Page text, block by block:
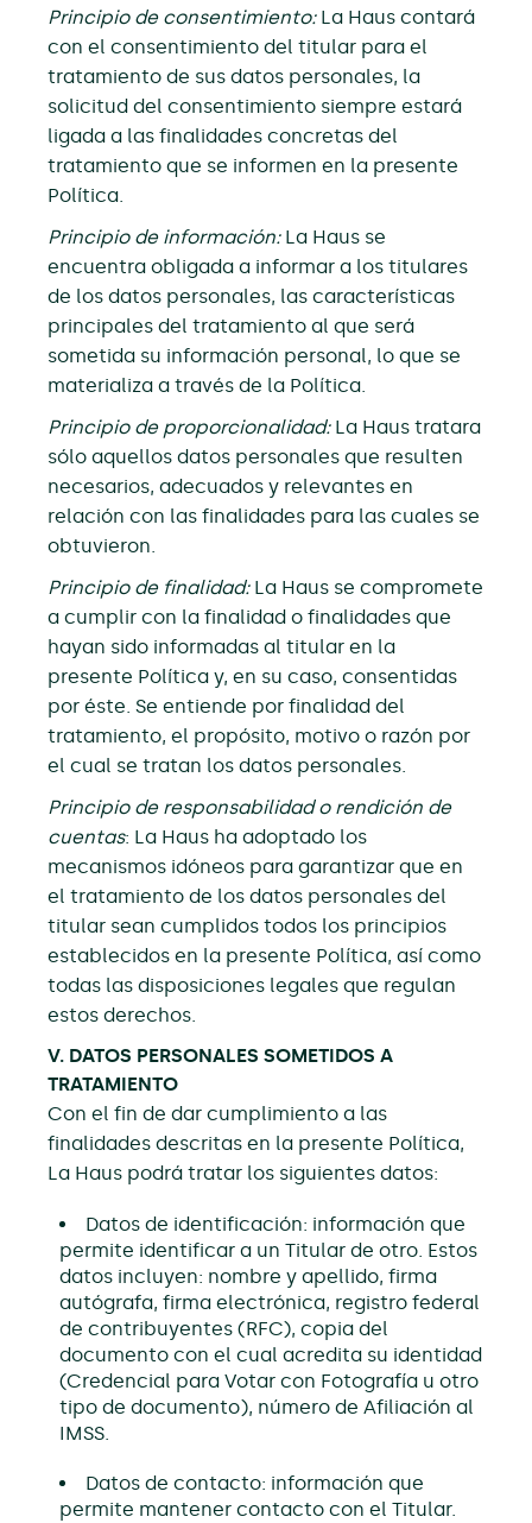
Principio de consentimiento:La Haus contará
con el consentimiento del titular para el
tratamiento de sus datos personales, la
solicitud del consentimiento siempre estará
ligada a las finalidades concretas del
tratamiento que se informen en la presente
Política.
Principio de información:La Haus se
encuentra obligada a informar a los titulares
de los datos personales, las características
principales del tratamiento al que será
sometida su información personal, lo que se
materializa a través de la Política.
Principio de proporcionalidad:La Haus tratara
sólo aquellos datos personales que resulten
necesarios, adecuados y relevantes en
relación con las finalidades para las cuales se
obtuvieron.
Principio de finalidad:La Haus se compromete
a cumplir con la finalidad o finalidades que
hayan sido informadas al titular en la
presente Política y, en su caso, consentidas
por éste. Se entiende por finalidad del
tratamiento, el propósito, motivo o razón por
el cual se tratan los datos personales.
Principio de responsabilidad o rendición de
cuentas: La Haus ha adoptado los
mecanismos idóneos para garantizar que en
el tratamiento de los datos personales del
titular sean cumplidos todos los principios
establecidos en la presente Política, así como
todas las disposiciones legales que regulan
estos derechos.
V. DATOS PERSONALES SOMETIDOS A
TRATAMIENTO
Con el fin de dar cumplimiento a las
finalidades descritas en la presente Política,
La Haus podrá tratar los siguientes datos:
Datos de identificación: información que
permite identificar a un Titular de otro. Estos
datos incluyen: nombre y apellido, firma
autógrafa, firma electrónica, registro federal
de contribuyentes (RFC), copia del
documento con el cual acredita su identidad
(Credencial para Votar con Fotografía u otro
tipo de documento), número de Afiliación al
IMSS.
Datos de contacto: información que
permite mantener contacto con el Titular.